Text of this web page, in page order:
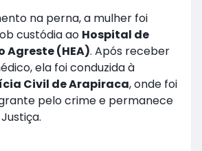
na perna, a mulher foi
custódia ao Hospital de
Agreste (HEA). Após receber
ela foi conduzida à
Civil de Arapiraca, onde foi
pelo crime e permanece